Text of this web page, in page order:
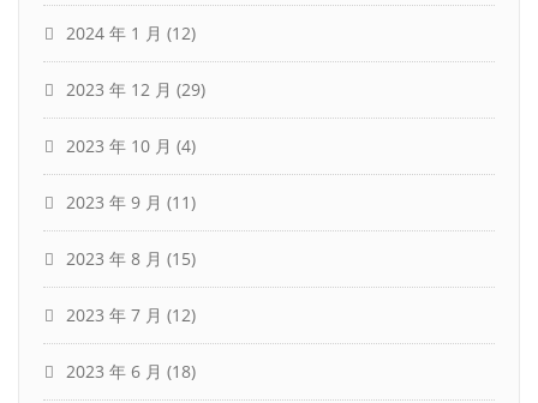
2024 年 1 月 (12)
2023 年 12 月 (29)
2023 年 10 月 (4)
2023 年 9 月 (11)
2023 年 8 月 (15)
2023 年 7 月 (12)
2023 年 6 月 (18)